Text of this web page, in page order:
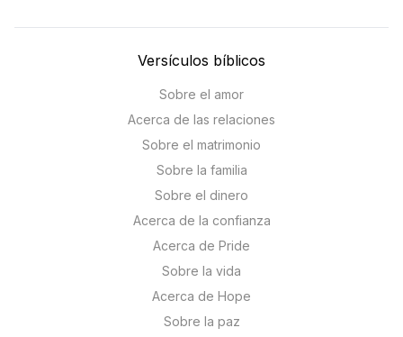
Versículos bíblicos
Sobre el amor
Acerca de las relaciones
Sobre el matrimonio
Sobre la familia
Sobre el dinero
Acerca de la confianza
Acerca de Pride
Sobre la vida
Acerca de Hope
Sobre la paz